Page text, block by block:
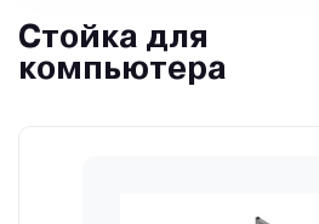
Стойка для
компьютера